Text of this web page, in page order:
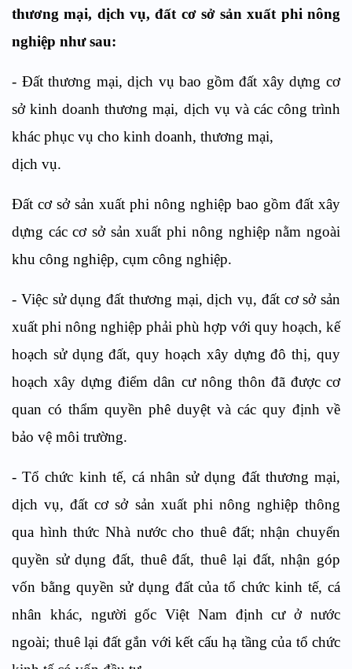
thương mại, dịch vụ, đất cơ sở sản xuất phi nông
nghiệp như sau:
- Đất thương mại, dịch vụ bao gồm đất xây dựng cơ
sở kinh doanh thương mại, dịch vụ và các công trình
khác phục vụ cho kinh doanh, thương mại,
dịch vụ.
Đất cơ sở sản xuất phi nông nghiệp bao gồm đất xây
dựng các cơ sở sản xuất phi nông nghiệp nằm ngoài
khu công nghiệp, cụm công nghiệp.
- Việc sử dụng đất thương mại, dịch vụ, đất cơ sở sản
xuất phi nông nghiệp phải phù hợp với quy hoạch, kế
hoạch sử dụng đất, quy hoạch xây dựng đô thị, quy
hoạch xây dựng điểm dân cư nông thôn đã được cơ
quan có thẩm quyền phê duyệt và các quy định về
bảo vệ môi trường.
- Tổ chức kinh tế, cá nhân sử dụng đất thương mại,
dịch vụ, đất cơ sở sản xuất phi nông nghiệp thông
qua hình thức Nhà nước cho thuê đất; nhận chuyển
quyền sử dụng đất, thuê đất, thuê lại đất, nhận góp
vốn bằng quyền sử dụng đất của tổ chức kinh tế, cá
nhân khác, người gốc Việt Nam định cư ở nước
ngoài; thuê lại đất gắn với kết cấu hạ tầng của tổ chức